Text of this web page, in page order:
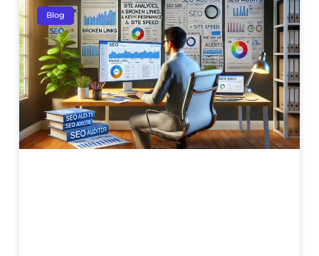
Blog